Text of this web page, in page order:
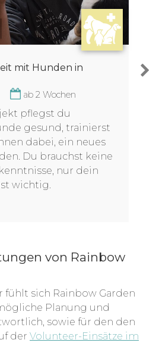
mit Hunden in
ab 2 Wochen
pflegst du
gesund, trainierst
dabei, ein neues
Du brauchst keine
nur dein
wichtig.
von Rainbow
fühlt sich Rainbow Garden
Planung und
sowie für den den
der Volunteer-Einsätze im